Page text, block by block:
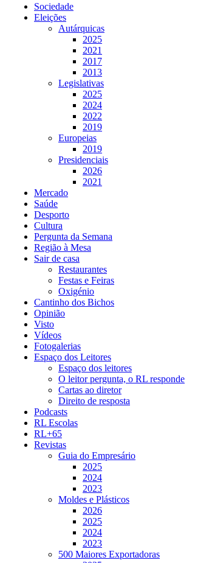
Sociedade
Eleições
Autárquicas
2025
2021
2017
2013
Legislativas
2025
2024
2022
2019
Europeias
2019
Presidenciais
2026
2021
Mercado
Saúde
Desporto
Cultura
Pergunta da Semana
Região à Mesa
Sair de casa
Restaurantes
Festas e Feiras
Oxigénio
Cantinho dos Bichos
Opinião
Visto
Vídeos
Fotogalerias
Espaço dos Leitores
Espaço dos leitores
O leitor pergunta, o RL responde
Cartas ao diretor
Direito de resposta
Podcasts
RL Escolas
RL+65
Revistas
Guia do Empresário
2025
2024
2023
Moldes e Plásticos
2026
2025
2024
2023
500 Maiores Exportadoras